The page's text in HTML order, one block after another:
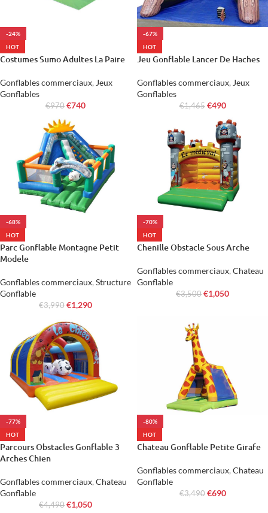
-24%
HOT
Costumes Sumo Adultes La Paire
Gonflables commerciaux, Jeux
Gonflables
€970 €740
-67%
HOT
Jeu Gonflable Lancer De Haches
Gonflables commerciaux, Jeux
Gonflables
€1,465 €490
-68%
HOT
Parc Gonflable Montagne Petit
Modele
Gonflables commerciaux, Structure
Gonflable
€3,990 €1,290
-70%
HOT
Chenille Obstacle Sous Arche
Gonflables commerciaux, Chateau
Gonflable
€3,500 €1,050
-77%
HOT
Parcours Obstacles Gonflable 3
Arches Chien
Gonflables commerciaux, Chateau
Gonflable
€4,490 €1,050
-80%
HOT
Chateau Gonflable Petite Girafe
Gonflables commerciaux, Chateau
Gonflable
€3,490 €690